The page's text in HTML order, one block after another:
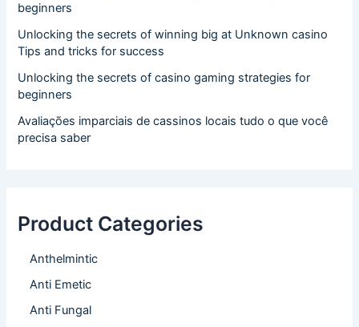
beginners
Unlocking the secrets of winning big at Unknown casino
Tips and tricks for success
Unlocking the secrets of casino gaming strategies for
beginners
Avaliações imparciais de cassinos locais tudo o que você
precisa saber
Product Categories
Anthelmintic
Anti Emetic
Anti Fungal